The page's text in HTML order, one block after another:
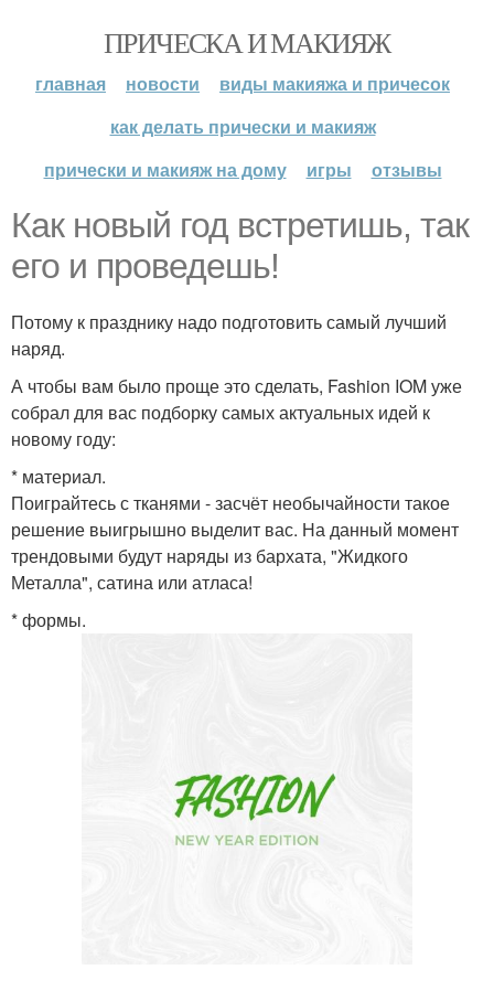
ПРИЧЕСКА И МАКИЯЖ
главная новости
виды макияжа и причесок
как делать прически и макияж
прически и макияж на дому
игры отзывы
Как новый год встретишь, так
его и проведешь!
Потому к празднику надо подготовить самый лучший
наряд.
А чтобы вам было проще это сделать, Fashion IOM уже
собрал для вас подборку самых актуальных идей к
новому году:
* материал.
Поиграйтесь с тканями - засчёт необычайности такое
решение выигрышно выделит вас. На данный момент
трендовыми будут наряды из бархата, "Жидкого
Металла", сатина или атласа!
* формы.